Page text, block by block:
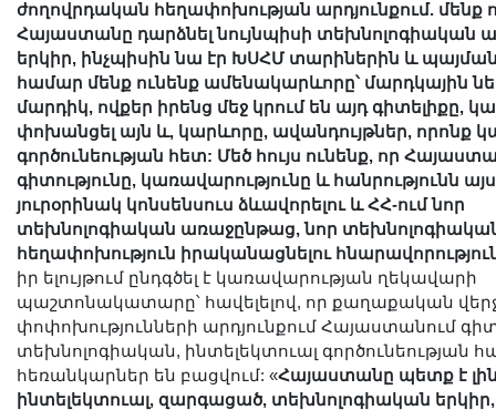
ժողովրդական հեղափոխության արդյունքում. մենք
Հայաստանը դարձնել նույնպիսի
երկիր, ինչպիսին նա էր ԽՍՀՄ տարիներին և
համար մենք ունենք ամենակարևորը՝ մարդկային
մարդիկ, ովքեր իրենց մեջ կրում են այդ գիտելիքը,
փոխանցել այն և, կարևորը, ավանդույթներ, որոնք
գործունեության հետ: Մեծ հույս ունենք, որ
գիտությունը, կառավարությունը և հանրությունն
յուրօրինակ կոնսենսուս ձևավորելու և ՀՀ-ում նոր
տեխնոլոգիական առաջընթաց, նոր
հեղափոխություն իրականացնելու
իր ելույթում ընդգծել է կառավարության ղեկավարի
պաշտոնակատարը՝ հավելելով, որ քաղաքական
փոփոխությունների արդյունքում Հայաստանում
տեխնոլոգիական, ինտելեկտուալ գործունեության
հեռանկարներ են բացվում: «Հայաստանը պետք է
ինտելեկտուալ, զարգացած, տեխնոլոգիական